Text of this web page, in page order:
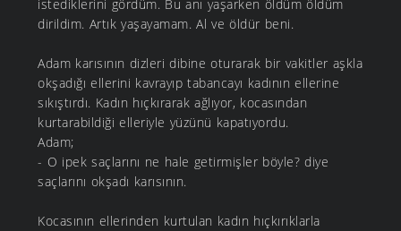
istediklerini gördüm. Bu anı yaşarken öldüm öldüm
dirildim. Artık yaşayamam. Al ve öldür beni.
Adam karısının dizleri dibine oturarak bir vakitler aşkla
okşadığı ellerini kavrayıp tabancayı kadının ellerine
sıkıştırdı. Kadın hıçkırarak ağlıyor, kocasından
kurtarabildiği elleriyle yüzünü kapatıyordu.
Adam;
- O ipek saçlarını ne hale getirmişler böyle? diye
saçlarını okşadı karısının.
Kocasının ellerinden kurtulan kadın hıçkırıklarla